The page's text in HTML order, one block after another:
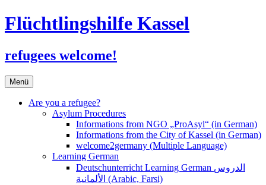
Flüchtlingshilfe Kassel
refugees welcome!
Menü Zum
Inhalt
springen
Are you a refugee?
Asylum Procedures
Informations from NGO „ProAsyl“ (in German)
Informations from the City of Kassel (in German)
welcome2germany (Multiple Language)
Learning German
Deutschunterricht Learning German الدروس
الألمانية (Arabic, Farsi)